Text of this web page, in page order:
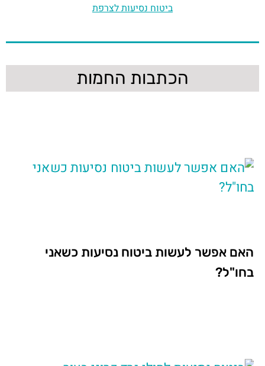
ביטוח נסיעות לצרפת
הכתבות החמות
האם אפשר לעשות ביטוח נסיעות כשאני
בחו"ל?